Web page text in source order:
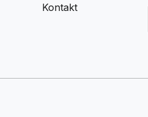
Kontakt